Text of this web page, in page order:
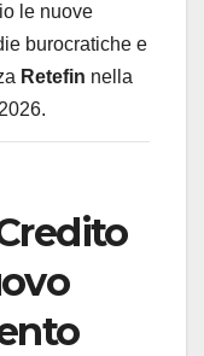
le nuove
burocratiche e
Retefin nella